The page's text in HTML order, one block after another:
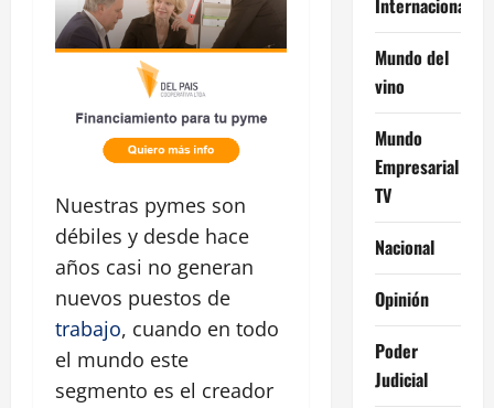
Nuestras pymes son
débiles y desde hace
años casi no generan
nuevos puestos de
trabajo, cuando en todo
el mundo este
segmento es el creador
Mundo del
vino
Mundo
Empresarial
TV
Nacional
Opinión
Poder
Judicial